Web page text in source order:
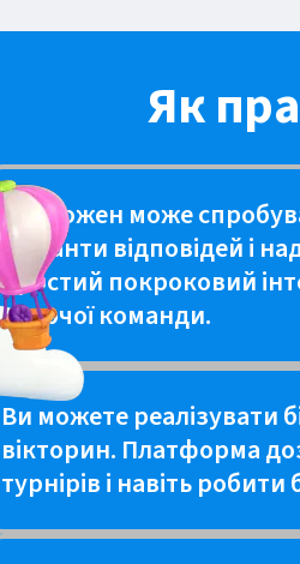
Як
Тут кожен може
варіанти відповідей і
простий покроковий
творчої команди.
Ви можете реалізувати
вікторин. Платформа
турнірів і навіть